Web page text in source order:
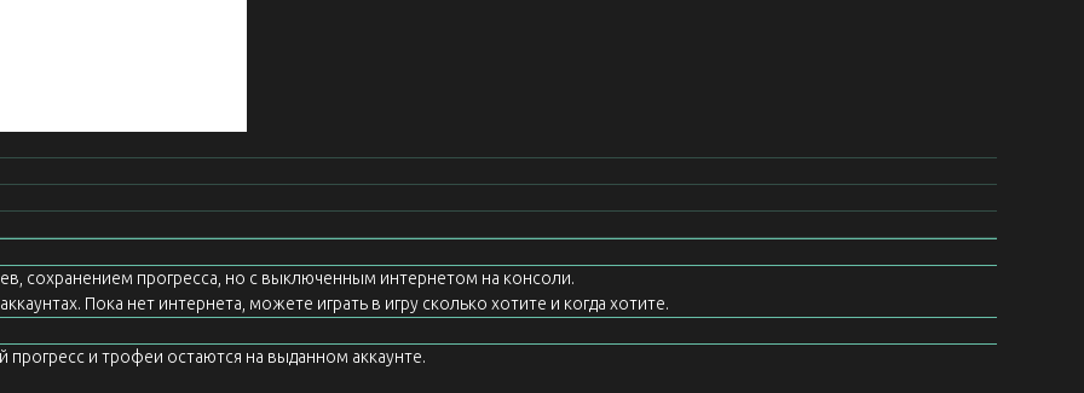
сохранением прогресса, но с выключенным интернетом на консоли.
Пока нет интернета, можете играть в игру сколько хотите и когда хотите.
прогресс и трофеи остаются на выданном аккаунте.